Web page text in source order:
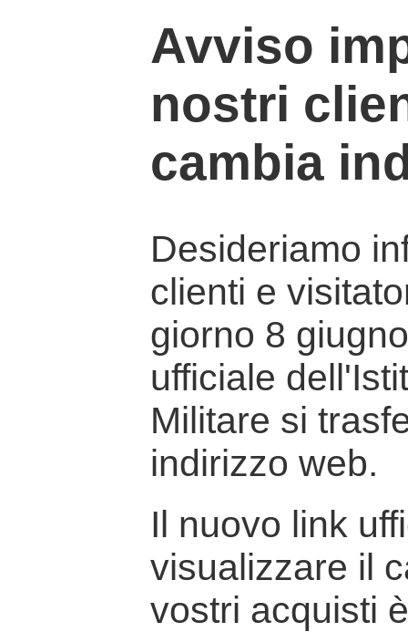
Avviso
nostri
cambia
Desideriamo
clienti e
giorno 8
ufficiale
Militare si
indirizzo web.
Il nuovo link
visualizzare il
vostri acquisti